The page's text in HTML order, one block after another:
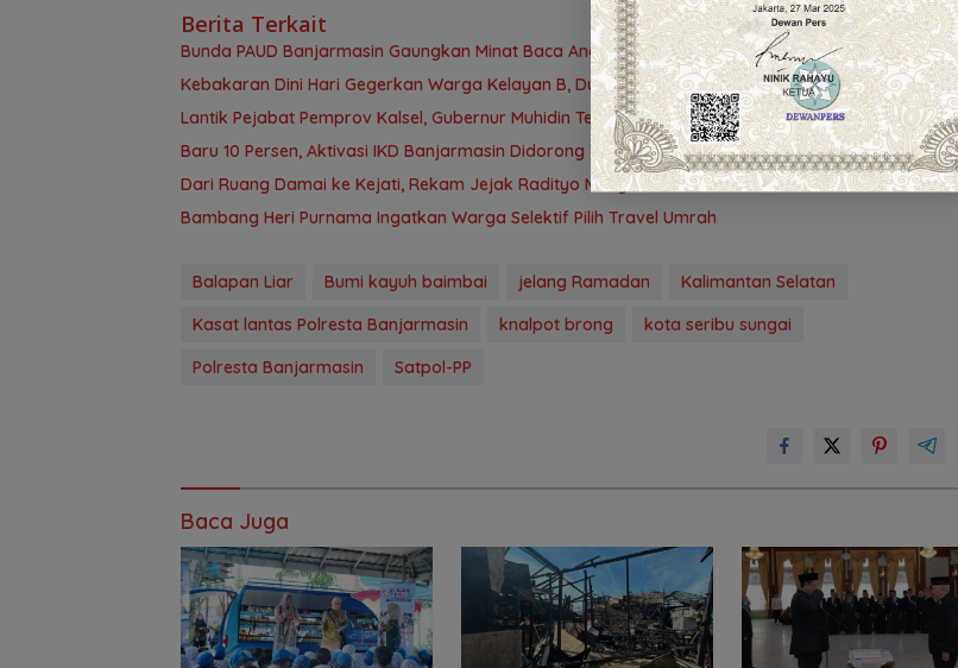
Berita Terkait
Bunda PAUD Banjarmasin Gaungkan Minat Baca Anak Lewat Jelajah Literasi di Taman Jahri Saleh
Kebakaran Dini Hari Gegerkan Warga Kelayan B, Dua Rumah dan Bedakan Terbakar
Lantik Pejabat Pemprov Kalsel, Gubernur Muhidin Tegaskan Penempatan Berbasis Talenta
Baru 10 Persen, Aktivasi IKD Banjarmasin Didorong Tuntas 90 Persen dalam Dua Bulan
Dari Ruang Damai ke Kejati, Rekam Jejak Radityo Mengawal Restorative Justice
Bambang Heri Purnama Ingatkan Warga Selektif Pilih Travel Umrah
Balapan Liar Bumi kayuh baimbai jelang Ramadan
Kalimantan Selatan
Kasat lantas Polresta Banjarmasin
knalpot brong
kota seribu sungai
Polresta Banjarmasin
Satpol-PP
Baca Juga